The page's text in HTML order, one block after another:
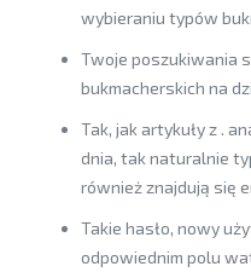
wybieraniu typów
Twoje poszukiwania
bukmacherskich na
Tak, jak artykuły z .
dnia, tak naturalnie
również znajdują się
Takie hasło, nowy
odpowiednim polu